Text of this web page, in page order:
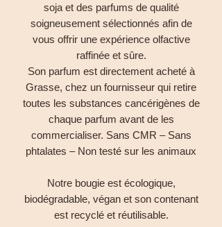
soja et des parfums de qualité
soigneusement sélectionnés afin de
vous offrir une expérience olfactive
raffinée et sûre.
Son parfum est directement acheté à
Grasse, chez un fournisseur qui retire
toutes les substances cancérigènes de
chaque parfum avant de les
commercialiser. Sans CMR – Sans
phtalates – Non testé sur les animaux
Notre bougie est écologique,
biodégradable, végan et son contenant
est recyclé et réutilisable.